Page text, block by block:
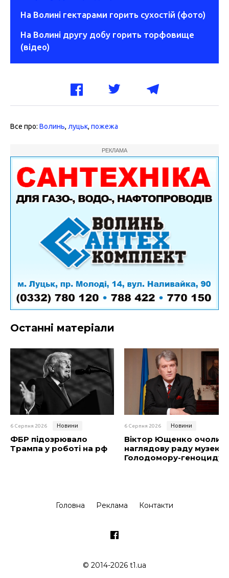
На Волині гектарами горить сухостій (фото)
На Волині другу добу горить торфовище
(відео)
Все про: Волинь, луцьк, пожежа
РЕКЛАМА
Останні матеріали
6 Серпня 2026 Новини
ФБР підозрювало
Трампа у роботі на рф
6 Серпня 2026 Новини
Віктор Ющенко очолив
наглядову раду музею
Голодомору-геноциду
Головна Реклама Контакти
© 2014-2026 t1.ua